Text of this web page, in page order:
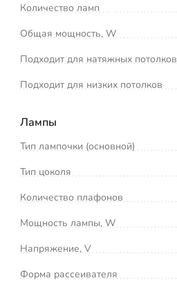
Количество ламп
Общая мощность, W
Подходит для натяжных потолков
Подходит для низких потолков
Лампы
Тип лампочки (основной)
Тип цоколя
Количество плафонов
Мощность лампы, W
Напряжение, V
Форма рассеивателя